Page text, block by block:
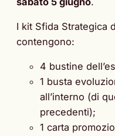
I kit Sfida Strategica
contengono:
4 bustine
1 busta
all’interno (di
precedenti);
1 carta